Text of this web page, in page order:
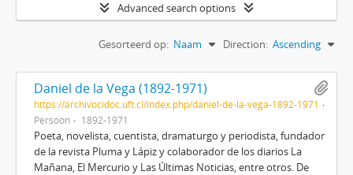
Advanced search options
Gesorteerd op: Naam Direction: Ascending
Daniel de la Vega (1892-1971)
https://archivocidoc.uft.cl/index.php/daniel-de-la-vega-1892-1971
Persoon
1892-1971
Poeta, novelista, cuentista, dramaturgo y periodista, fundador
de la revista Pluma y Lápiz y colaborador de los diarios La
Mañana, El Mercurio y Las Últimas Noticias, entre otros. De